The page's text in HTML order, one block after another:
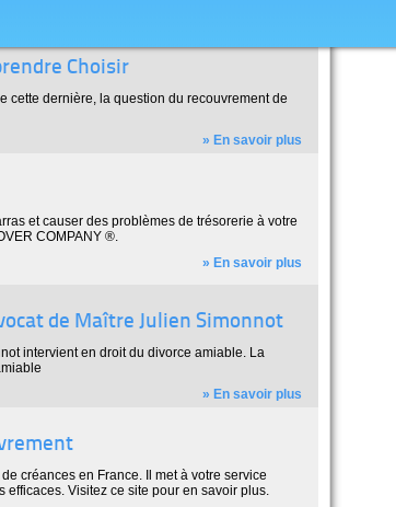
Choisir
cette dernière, la question du recouvrement de
» En savoir plus
et causer des problèmes de trésorerie à votre
COMPANY ®.
» En savoir plus
de Maître Julien Simonnot
intervient en droit du divorce amiable. La
» En savoir plus
créances en France. Il met à votre service
Visitez ce site pour en savoir plus.